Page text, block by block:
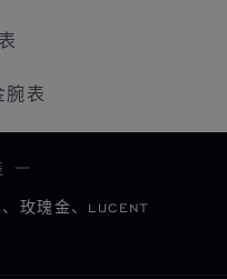
腕表
玫瑰金、LUCENT